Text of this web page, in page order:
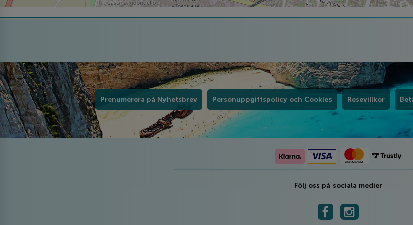
Prenumerera på Nyhetsbrev Personuppgiftspolicy och Cookies Resevillkor
Följ oss på sociala medier